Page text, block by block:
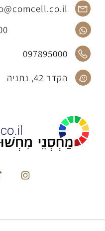
097895000
הקדר 42, נתניה